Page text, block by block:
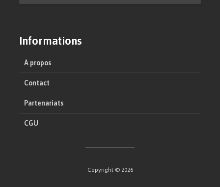
Informations
À propos
Contact
Partenariats
CGU
Copyright © 2026